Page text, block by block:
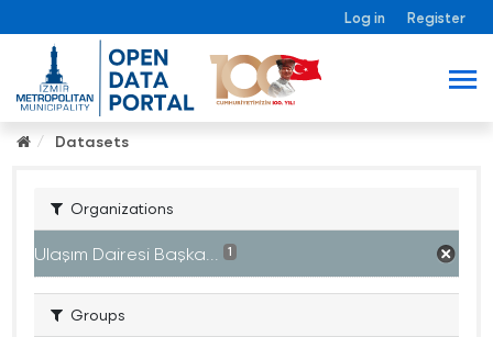
Log in Register
Datasets
Organizations
Ulaşım Dairesi Başka... 1
Groups